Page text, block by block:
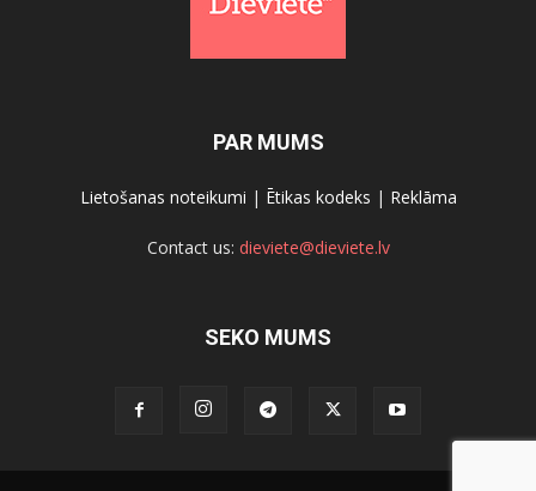
PAR MUMS
Lietošanas noteikumi | Ētikas kodeks | Reklāma
Contact us: dieviete@dieviete.lv
SEKO MUMS